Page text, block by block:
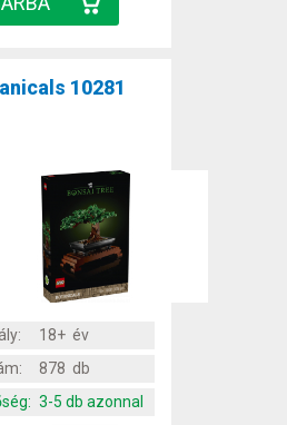
10281
18+ év
878 db
3-5 db azonnal